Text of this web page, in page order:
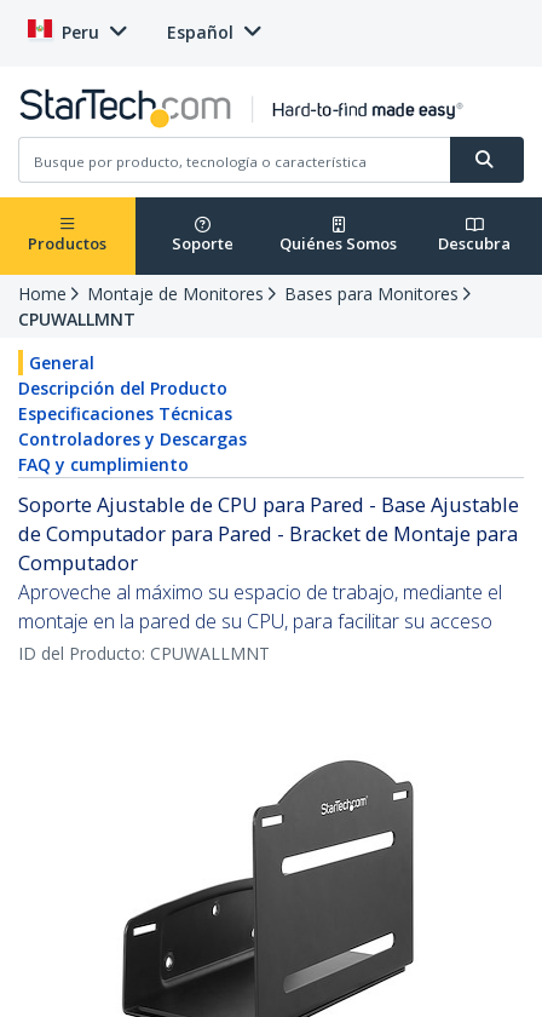
Peru Español
Productos Soporte Quiénes Somos Descubra
Home Montaje de Monitores
Bases para Monitores
CPUWALLMNT
General
Descripción del Producto
Especificaciones Técnicas
Controladores y Descargas
FAQ y cumplimiento
Soporte Ajustable de CPU para Pared - Base Ajustable
de Computador para Pared - Bracket de Montaje para
Computador
Aproveche al máximo su espacio de trabajo, mediante el
montaje en la pared de su CPU, para facilitar su acceso
ID del Producto: CPUWALLMNT